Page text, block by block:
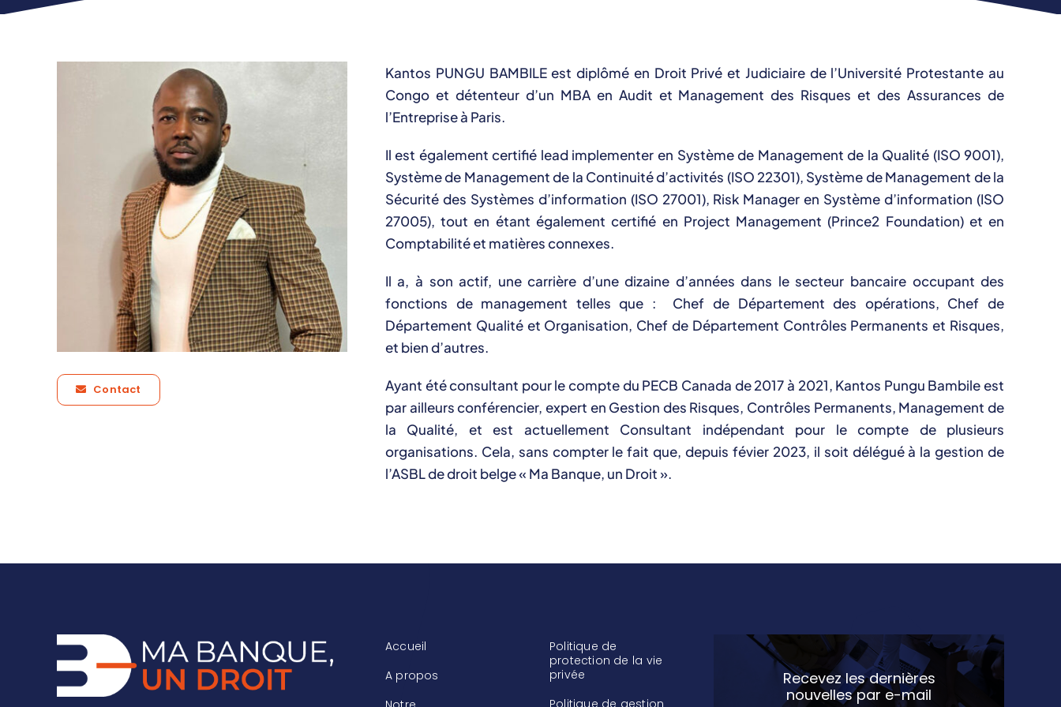
Contact
Kantos PUNGU BAMBILE est diplômé en Droit Privé et Judiciaire de l’Université Protestante au
Congo et détenteur d’un MBA en Audit et Management des Risques et des Assurances de
l’Entreprise à Paris.
Il est également certifié lead implementer en Système de Management de la Qualité (ISO 9001),
Système de Management de la Continuité d’activités (ISO 22301), Système de Management de la
Sécurité des Systèmes d’information (ISO 27001), Risk Manager en Système d’information (ISO
27005), tout en étant également certifié en Project Management (Prince2 Foundation) et en
Comptabilité et matières connexes.
Il a, à son actif, une carrière d’une dizaine d’années dans le secteur bancaire occupant des
fonctions de management telles que : Chef de Département des opérations, Chef de
Département Qualité et Organisation, Chef de Département Contrôles Permanents et Risques,
et bien d’autres.
Ayant été consultant pour le compte du PECB Canada de 2017 à 2021, Kantos Pungu Bambile est
par ailleurs conférencier, expert en Gestion des Risques, Contrôles Permanents, Management de
la Qualité, et est actuellement Consultant indépendant pour le compte de plusieurs
organisations. Cela, sans compter le fait que, depuis févier 2023, il soit délégué à la gestion de
l’ASBL de droit belge « Ma Banque, un Droit ».
Accueil
A propos
Politique de
protection de la vie
privée
Recevez les dernières
nouvelles par e-mail